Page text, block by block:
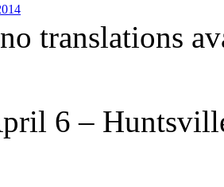
translations
6 –